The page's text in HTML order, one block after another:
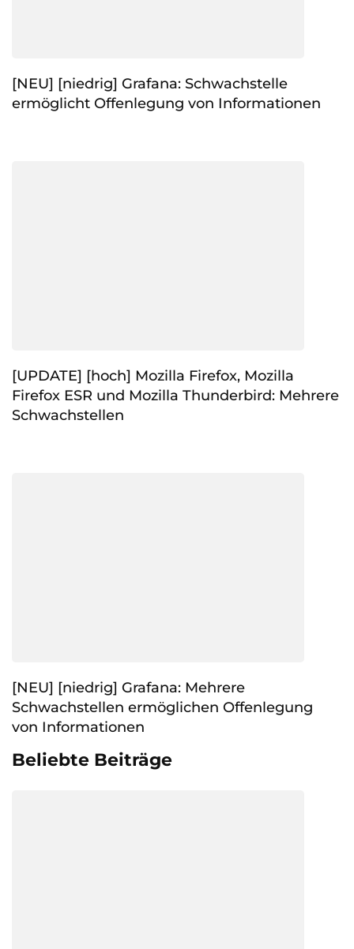
[NEU] [niedrig] Grafana: Schwachstelle
ermöglicht Offenlegung von Informationen
[UPDATE] [hoch] Mozilla Firefox, Mozilla
Firefox ESR und Mozilla Thunderbird: Mehrere
Schwachstellen
[NEU] [niedrig] Grafana: Mehrere
Schwachstellen ermöglichen Offenlegung
von Informationen
Beliebte Beiträge